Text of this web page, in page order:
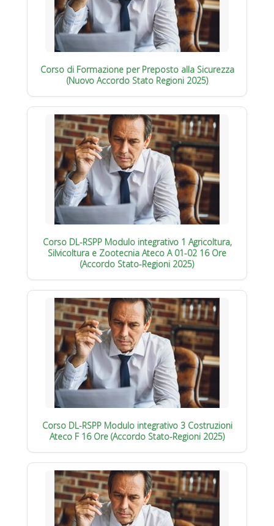
Corso di Formazione per Preposto alla Sicurezza
(Nuovo Accordo Stato Regioni 2025)
Corso DL-RSPP Modulo integrativo 1 Agricoltura,
Silvicoltura e Zootecnia Ateco A 01-02 16 Ore
(Accordo Stato-Regioni 2025)
Corso DL-RSPP Modulo integrativo 3 Costruzioni
Ateco F 16 Ore (Accordo Stato-Regioni 2025)